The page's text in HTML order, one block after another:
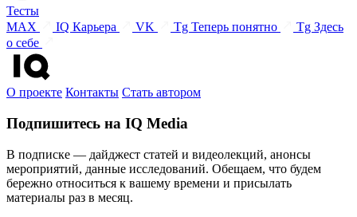
Тесты
MAX
IQ Карьера VK Tg Теперь понятно
Tg Здесь
о себе
О проекте Контакты Стать автором
Подпишитесь на IQ Media
В подписке — дайджест статей и видеолекций, анонсы
мероприятий, данные исследований. Обещаем, что будем
бережно относиться к вашему времени и присылать
материалы раз в месяц.